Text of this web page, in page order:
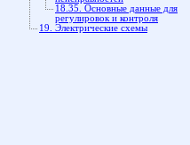
18.35. Основные данные для
регулировок и контроля
19. Электрические схемы